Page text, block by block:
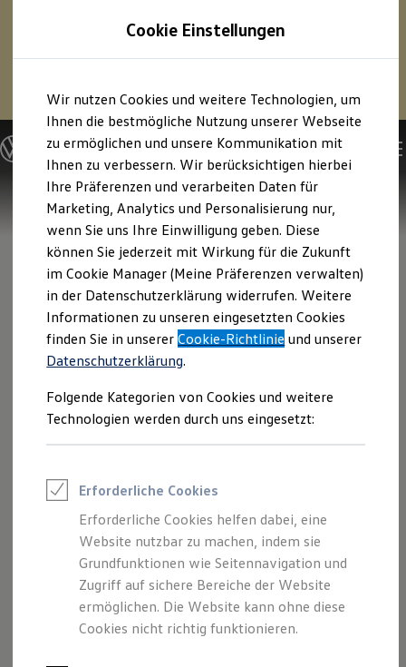
Hauptinhalt
springen
Footer
springen
Profitieren Sie von bis zu6.000 € 1
VolkswagenID. oder
Hybridmodelle.
Mehr zur E‑Auto-Förderung
Modelle und Konfigurator
Konfigurator
Modelle vergleichen
Konfiguration laden
Autosuche
Elektroautos
ENERGY Sondermodelle
Nutzfahrzeuge
SUV und CUV
Familienautos
Kombis
Kompaktwagen
Sportwagen
Schnell verfügbare Fahrzeuge
Angebote und Produkte
Aktuelle Angebote
E-Auto-Förderung
Volkswagen Marktplatz
Elektromobilität bei Gebrauchtwagen
Saisonangebote
Reifenpakete
Leasing
Leasing-Angebote
Gebrauchtwagen Leasing
Junge Gebrauchtwagen-Leasing
Elektroauto Leasing
Kleinwagen-Leasing
Cookie Einstellungen
Wir nutzen Cookies und weitere Technologien, um
Ihnen die bestmögliche Nutzung unserer Webseite
zu ermöglichen und unsere Kommunikation mit
Ihnen zu verbessern. Wir berücksichtigen hierbei
Ihre Präferenzen und verarbeiten Daten für
Marketing, Analytics und Personalisierung nur,
wenn Sie uns Ihre Einwilligung geben. Diese
können Sie jederzeit mit Wirkung für die Zukunft
im Cookie Manager (Meine Präferenzen verwalten)
in der Datenschutzerklärung widerrufen. Weitere
Informationen zu unseren eingesetzten Cookies
finden Sie in unsererCookie-Richtlinie und unserer
Datenschutzerklärung.
Folgende Kategorien von Cookies und weitere
Technologien werden durch uns eingesetzt:
Erforderliche Cookies
Erforderliche Cookies helfen dabei, eine
Website nutzbar zu machen, indem sie
Grundfunktionen wie Seitennavigation und
Zugriff auf sichere Bereiche der Website
ermöglichen. Die Website kann ohne diese
Cookies nicht richtig funktionieren.